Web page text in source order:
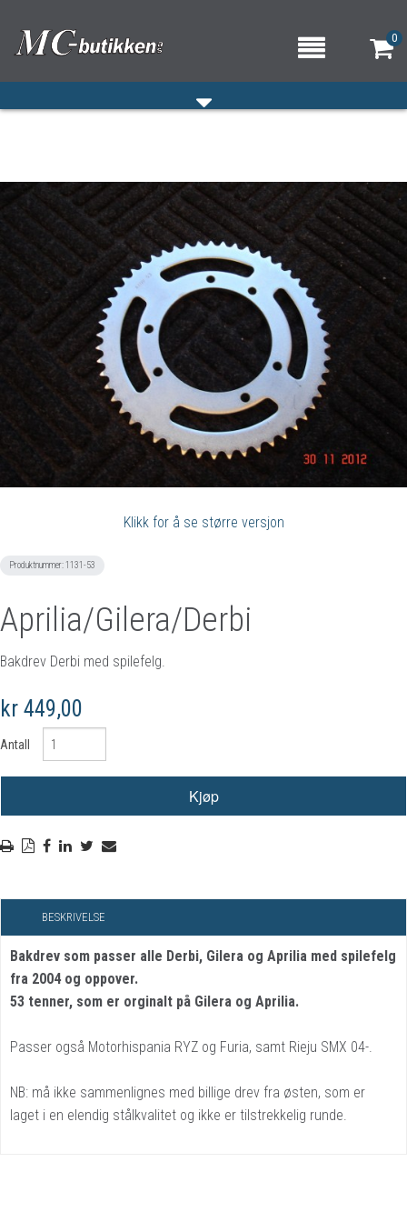
0
HJEM
VERKSTED
OM OSS/ÅPNINGSTIDER
KONTAKT OSS
Klikk for å se større versjon
Produktnummer:1131-53
Aprilia/Gilera/Derbi
Bakdrev Derbi med spilefelg.
kr 449,00
Antall
BESKRIVELSE
Bakdrev som passer alle Derbi, Gilera og Aprilia med spilefelg
fra 2004 og oppover.
53 tenner, som er orginalt på Gilera og Aprilia.
Passer også Motorhispania RYZ og Furia, samt Rieju SMX 04-.
NB: må ikke sammenlignes med billige drev fra østen, som er
laget i en elendig stålkvalitet og ikke er tilstrekkelig runde.